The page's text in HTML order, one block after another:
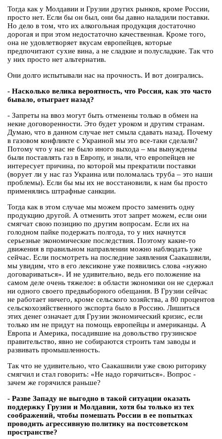
Тогда как у Молдавии и Грузии других рынков, кроме России,
просто нет. Если бы он был, они бы давно наладили поставки.
Но дело в том, что их алкогольная продукция достаточно
дорогая и при этом недостаточно качественная. Кроме того,
она не удовлетворяет вкусам европейцев, которые
предпочитают сухие вина, а не сладкие и полусладкие. Так что
у них просто нет альтернатив.
Они долго испытывали нас на прочность. И вот доигрались.
- Насколько велика вероятность, что Россия, как это часто
бывало, отыграет назад?
- Запреты на ввоз могут быть отменены только в обмен на
некие договоренности. Это будет уроком и другим странам.
Думаю, что в данном случае нет смыла сдавать назад. Почему
в газовом конфликте с Украиной мы это все-таки сделали?
Потому что у нас не было иного выхода – мы вынуждены
были поставлять газ в Европу, и знали, что европейцев не
интересует причина, по которой мы прекратили поставки
(ворует ли у нас газ Украина или поломалась труба – это наши
проблемы). Если бы мы их не восстановили, к нам бы просто
применялись штрафные санкции.
Тогда как в этом случае мы можем просто заменить одну
продукцию другой. А отменить этот запрет можем, если они
смягчат свою позицию по другим вопросам. Если их на
голодном пайке подержать полгода, то у них начнутся
серьезные экономические последствия. Поэтому какие-то
движения в правильном направлении можно наблюдать уже
сейчас. Если посмотреть на последние заявления Саакашвили,
мы увидим, что в его лексиконе уже появились слова «нужно
договариваться». И не удивительно, ведь его положение на
самом деле очень тяжелое: в области экономики он не сдержал
ни одного своего предвыборного обещания. В Грузии сейчас
не работает ничего, кроме сельского хозяйства, а 80 процентов
сельскохозяйственного экспорта было в Россию. Лишиться
этих денег означает для Грузии экономический кризис, если
только им не придут на помощь европейцы и американцы. А
Европа и Америка, посадившие на довольство грузинское
правительство, явно не собираются строить там заводы и
развивать промышленность.
Так что не удивительно, что Саакашвили уже свою риторику
смягчил и стал говорить: «Не надо горячиться». Вопрос -
зачем же горячился раньше?
- Разве Западу не выгодно в такой ситуации оказать
поддержку Грузии и Молдавии, хотя бы только из тех
соображений, чтобы помешать России в ее попытках
проводить агрессивную политику на постсоветском
пространстве?